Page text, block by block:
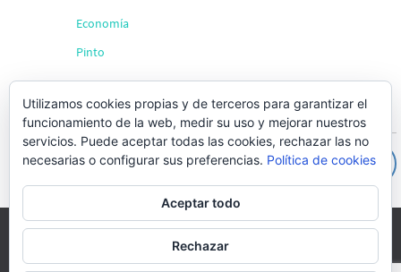
Economía
Pinto
Búsqueda
Drago Networking
Utilizamos cookies propias y de terceros para garantizar el
funcionamiento de la web, medir su uso y mejorar nuestros
servicios. Puede aceptar todas las cookies, rechazar las no
necesarias o configurar sus preferencias. Política de cookies
Aceptar todo
Rechazar